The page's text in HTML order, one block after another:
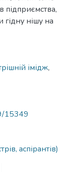
підприємства,
гідну нішу на
імідж,
15349
аспірантів)